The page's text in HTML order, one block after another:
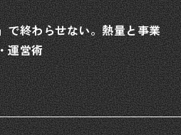
で終わらせない。熱量と事業
運営術